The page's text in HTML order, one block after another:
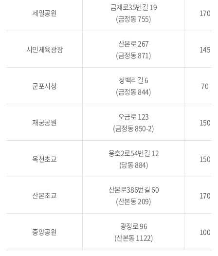
제일공원
금재로35번길 19
(금정동 755)
170
시민체육광장
산본로 267
(금정동 871)
145
군포시청
청백리길 6
(금정동 844)
70
재궁공원
오금로 123
(금정동 850-2)
150
옥천초교
용호2로54번길 12
(당동 884)
150
산본초교
산본로386번길 60
(산본동 209)
170
중앙공원
광정로 96
(산본동 1122)
100